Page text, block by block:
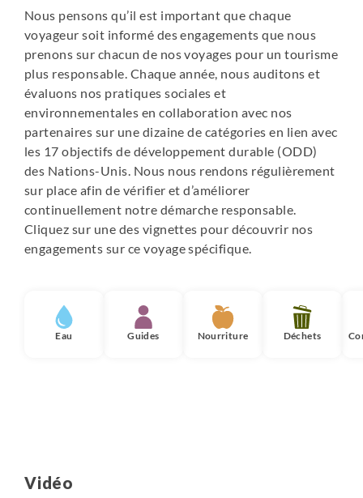
Putre : nuit en hostal
Arica : Hôtel Aruma
Valparaiso : Hôtel Fauna
Nous pensons qu’il est important que chaque
voyageur soit informé des engagements que nous
prenons sur chacun de nos voyages pour un tourisme
plus responsable. Chaque année, nous auditons et
évaluons nos pratiques sociales et
environnementales en collaboration avec nos
partenaires sur une dizaine de catégories en lien avec
les 17 objectifs de développement durable (ODD)
des Nations-Unis. Nous nous rendons régulièrement
sur place afin de vérifier et d’améliorer
continuellement notre démarche responsable.
Cliquez sur une des vignettes pour découvrir nos
engagements sur ce voyage spécifique.
Eau Guides Nourriture Déchets
Vidéo